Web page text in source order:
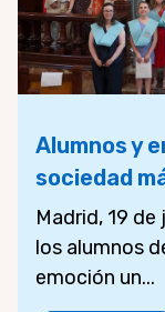
Alumnos y
sociedad
Madrid, 19
los alumnos
emoción un...